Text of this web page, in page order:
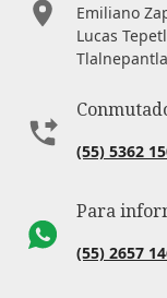
Emiliano
Lucas
(55) 5362
Para
(55) 2657